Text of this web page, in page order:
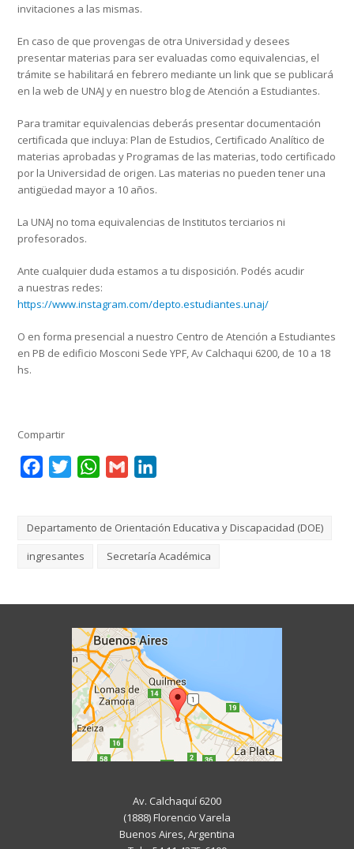
invitaciones a las mismas.
En caso de que provengas de otra Universidad y desees
presentar materias para ser evaluadas como equivalencias, el
trámite se habilitará en febrero mediante un link que se publicará
en la web de UNAJ y en nuestro blog de Atención a Estudiantes.
Para tramitar equivalencias deberás presentar documentación
certificada que incluya: Plan de Estudios, Certificado Analítico de
materias aprobadas y Programas de las materias, todo certificado
por la Universidad de origen. Las materias no pueden tener una
antigüedad mayor a 10 años.
La UNAJ no toma equivalencias de Institutos terciarios ni
profesorados.
Ante cualquier duda estamos a tu disposición. Podés acudir
a nuestras redes:
https://www.instagram.com/depto.estudiantes.unaj/
O en forma presencial a nuestro Centro de Atención a Estudiantes
en PB de edificio Mosconi Sede YPF, Av Calchaqui 6200, de 10 a 18
hs.
Compartir
FacebookTwitterWhatsApp
Gmail
Departamento de Orientación Educativa y Discapacidad (DOE)
ingresantes
Secretaría Académica
Av. Calchaquí 6200
(1888) Florencio Varela
Buenos Aires, Argentina